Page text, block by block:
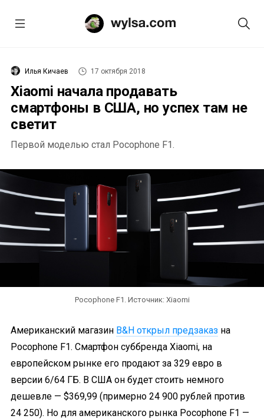
Илья Кичаев 17 октября 2018
Xiaomi начала продавать
смартфоны в США, но успех там не
светит
Первой моделью стал Pocophone F1.
Pocophone F1. Источник: Xiaomi
Американский магазин B&H открыл предзаказ на
Pocophone F1. Смартфон суббренда Xiaomi, на
европейском рынке его продают за 329 евро в
версии 6/64 ГБ. В США он будет стоить немного
дешевле — $369,99 (примерно 24 900 рублей против
24 250). Но для американского рынка Pocophone F1 —